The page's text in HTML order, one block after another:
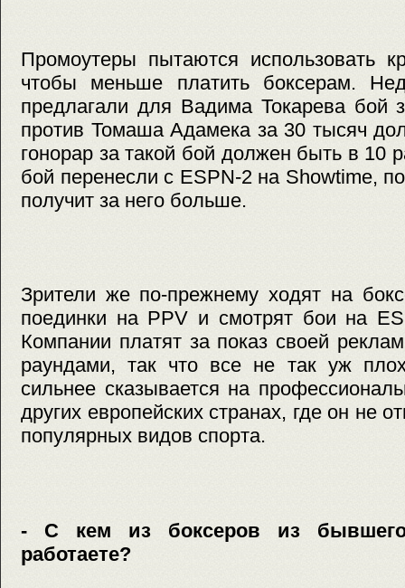
Промоутеры пытаются использовать
чтобы меньше платить боксерам.
предлагали для Вадима Токарева бой
против Томаша Адамека за 30 тысяч
гонорар за такой бой должен быть в 10
бой перенесли с ESPN-2 на Showtime,
получит за него больше.
Зрители же по-прежнему ходят на
поединки на PPV и смотрят бои на
Компании платят за показ своей
раундами, так что все не так уж
сильнее сказывается на
других европейских странах, где он не
популярных видов спорта.
- С кем из боксеров из
работаете?